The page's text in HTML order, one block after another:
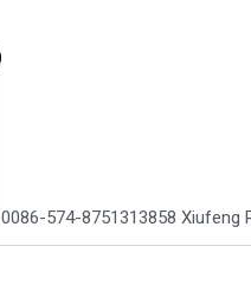
0086-574-8751313858 Xiufeng